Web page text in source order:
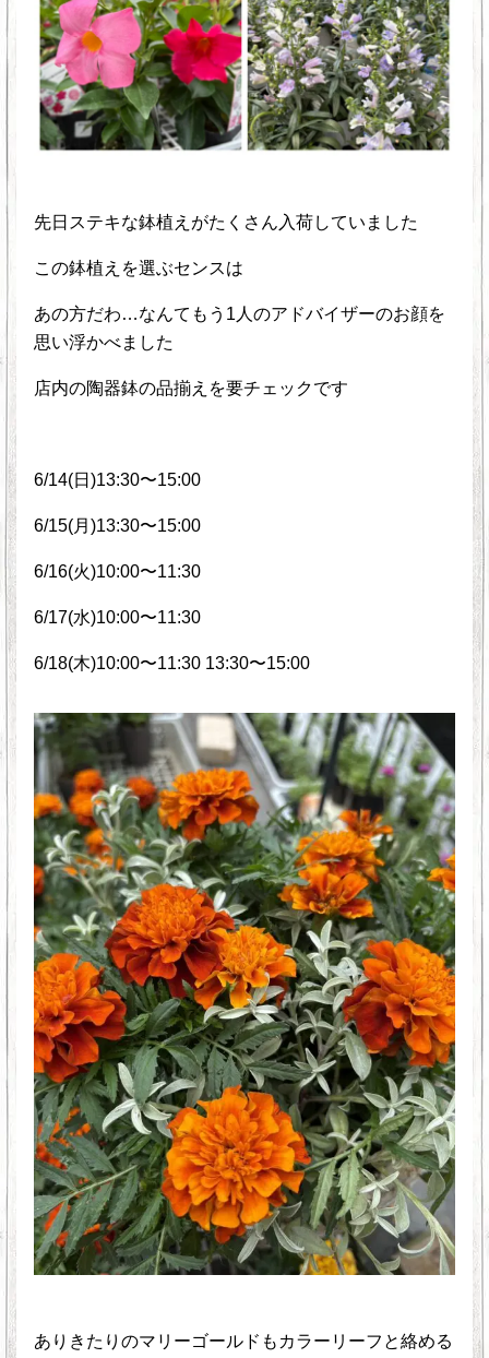
先日ステキな鉢植えがたくさん入荷していました
この鉢植えを選ぶセンスは
あの方だわ…なんてもう1人のアドバイザーのお顔を
思い浮かべました
店内の陶器鉢の品揃えを要チェックです
6/14(日)13:30〜15:00
6/15(月)13:30〜15:00
6/16(火)10:00〜11:30
6/17(水)10:00〜11:30
6/18(木)10:00〜11:30 13:30〜15:00
ありきたりのマリーゴールドもカラーリーフと絡める